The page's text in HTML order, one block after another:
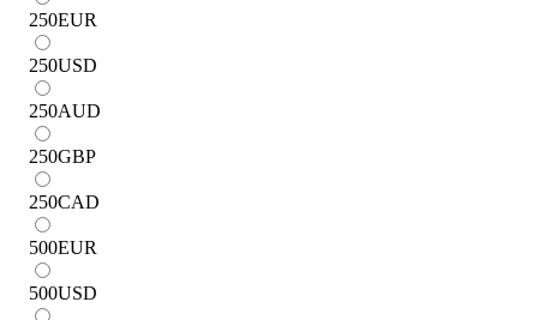
250EUR
250USD
250AUD
250GBP
250CAD
500EUR
500USD